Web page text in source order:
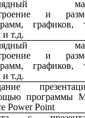
и
графиков,
и т.д.
и
графиков,
и т.д.
программы
Power Point